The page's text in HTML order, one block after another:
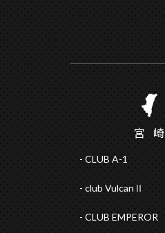
宮 崎
CLUB A-1
club VulcanⅡ
CLUB EMPEROR